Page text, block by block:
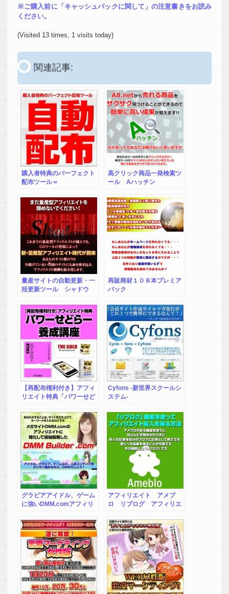
※ご購入前に「キャッシュバックに関して」の注意書きをお読み
ください。
(Visited 13 times, 1 visits today)
関連記事:
購入者特典のパーフェクト
配布ツール＝
ンス）
高クリック商品一発検索ツ
ール Aハッチン
量産サイトの自動更新・一
括更新ツール シャドウ
再販商材１０８本プレミア
パック
【再配布権利付き】アフィ
リエイト特典「パワーせど
Cyfons -新世界スクールシ
ステム-
グラビアアイドル、ゲーム
に強いDMM.comアフィリ
発想ツールDMM
Builder.com。キーワード
を入れるだけで、アフィリ
エイトコンテンツが自動で
蓄積していく仕組みのこの
ツールは、日本最大級ＥＣ
サイトDMM.comのアフィ
リエイトを効率的に行うサ
イトを簡単作成運営できま
アフィリエイト アメブ
ロ リブログ アフィリエ
SEO アクセスアップ